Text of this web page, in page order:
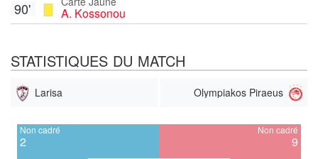
A. Kossonou
90'
STATISTIQUES DU MATCH
Larisa Olympiakos Piraeus
Non cadré
2
Non cadré
9